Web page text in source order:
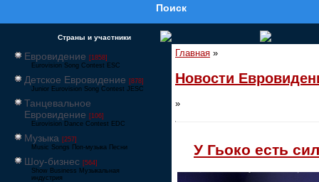
Поиск
Страны и участники
Евровидение [1858]
Eurovision Song Contest ESC
Детское Евровидение [878]
Junior Eurovision Song Contest JESC
Танцевальное
Евровидение [106]
Eurovision Dance Contest EDC
Музыка [257]
Music Songs Поп-музыка Песни
Шоу-бизнес [564]
Show Business Музыкальная
индустрия
Главная »
Новости
»
У Гьоко есть